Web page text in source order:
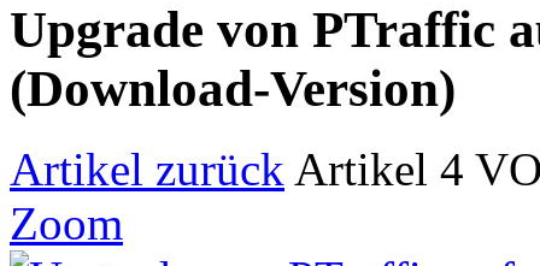
Upgrade von PTraffic
(Download-Version)
Artikel zurück Artikel 4
Zoom